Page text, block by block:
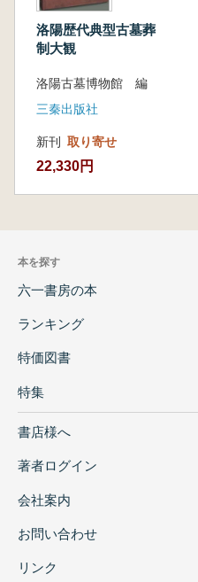
洛陽歴代典型古墓葬
制大観
洛陽古墓博物館 編
三秦出版社
新刊 取り寄せ
22,330円
本を探す
六一書房の本
ランキング
特価図書
特集
書店様へ
著者ログイン
会社案内
お問い合わせ
リンク